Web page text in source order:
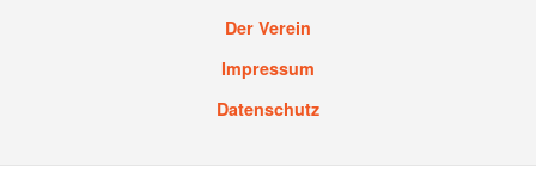
Der Verein
Impressum
Datenschutz